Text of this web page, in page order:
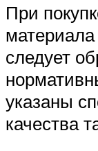
При
следует
указаны
качества